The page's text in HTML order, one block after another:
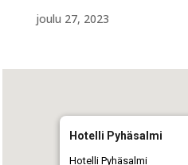
joulu 27, 2023
Hotelli Pyhäsalmi
Hotelli Pyhäsalmi